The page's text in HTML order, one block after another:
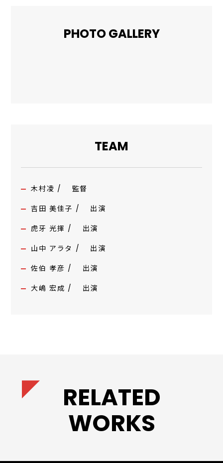
PHOTO GALLERY
TEAM
木村凌 / 監督
吉田 美佳子 / 出演
虎牙 光揮 / 出演
山中 アラタ / 出演
佐伯 孝彦 / 出演
大嶋 宏成 / 出演
RELATED
WORKS